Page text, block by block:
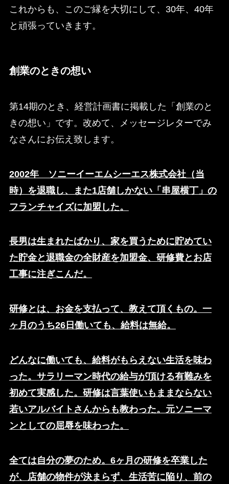
これからも、このご縁を大切にして、30年、40年
と頑張っていきます。
創業のときの想い
第14期のとき、経営計画書に掲載した「創業のと
きの想い」です。改めて、メッセージレターでみ
なさんにお伝え致します。
2002年 ソニーイーエムシーエス株式会社（当
時）を退職し、また1店舗しかない「串屋横丁」の
フランチャイズに加盟した。
長男は生まれたばかり、家を買うために貯めてい
た貯金と退職金の全財産を加盟金、研修費とお店
工事に注ぎこんだ。
研修とは、お金を支払って、教えて頂くもの。一
ヶ月のうち26日働いても、給料は無給。
どんなに働いても、給料がもらえない生活を味わ
った。サラリーマン時代の給与が頂ける有難みを
初めて実感した。研修は言葉使いもままならない
若いアルバイトさんからも教わった。元ソニーマ
ンとしての屈辱を味わった。
全ては自分の夢のため。6ヶ月の研修を卒業した
が、店舗の物件が決まらず、生活苦に陥り、前の